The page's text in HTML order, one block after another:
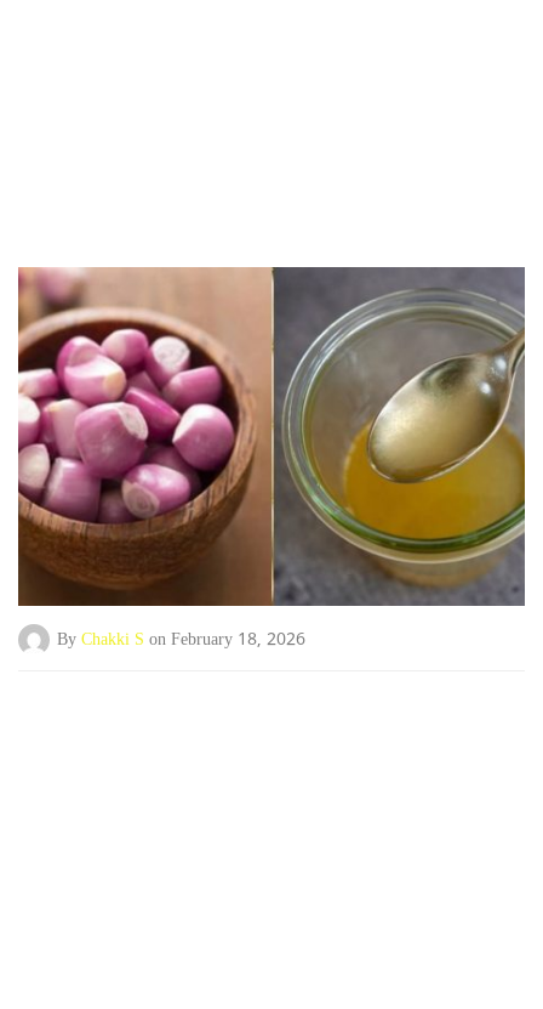
By Chakki S on February 18, 2026